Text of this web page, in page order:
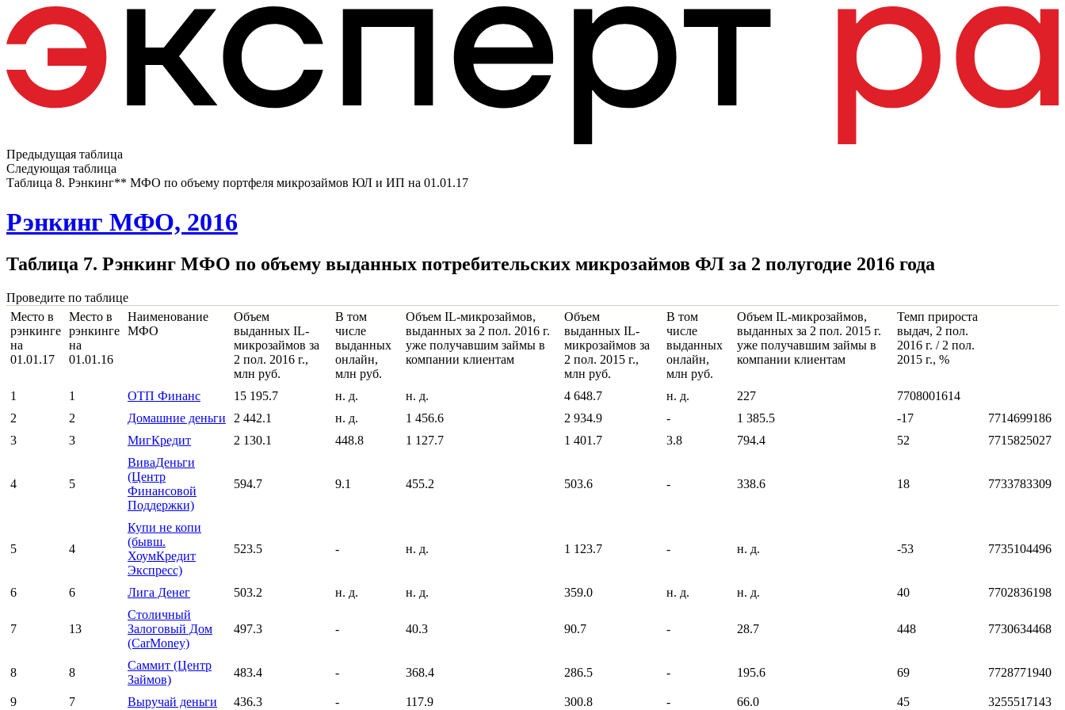
Предыдущая таблица
Следующая таблица
Таблица 8. Рэнкинг** МФО по объему портфеля микрозаймов ЮЛ и ИП на 01.01.17
Рэнкинг МФО, 2016
Таблица 7. Рэнкинг МФО по объему выданных потребительских микрозаймов ФЛ за 2 полугодие 2016 года
Проведите по таблице
Место в
рэнкинге
на
01.01.17
Место в
рэнкинге
на
01.01.16
Наименование
МФО
Объем
выданных IL-
микрозаймов за
2 пол. 2016 г.,
млн руб.
В том
числе
выданных
онлайн,
млн руб.
Объем IL-микрозаймов,
выданных за 2 пол. 2016 г.
уже получавшим займы в
компании клиентам
Объем
выданных IL-
микрозаймов за
2 пол. 2015 г.,
млн руб.
В том
числе
выданных
онлайн,
млн руб.
Объем IL-микрозаймов,
выданных за 2 пол. 2015 г.
уже получавшим займы в
компании клиентам
Темп прироста
выдач, 2 пол.
2016 г. / 2 пол.
2015 г., %
1 1 ОТП Финанс 15 195.7 н. д. н. д. 4 648.7 н. д. 227
7708001614
2
2 Домашние деньги 2 442.1 н. д. 1 456.6 2 934.9 - 1 385.5 -17
7714699186
3
3 МигКредит 2 130.1 448.8 1 127.7 1 401.7 3.8 794.4 52 7715825027
4 5
ВиваДеньги
(Центр
Финансовой
Поддержки)
594.7 9.1 455.2 503.6 - 338.6 18 7733783309
5 4
Купи не копи
(бывш.
ХоумКредит
Экспресс)
523.5 - н. д. 1 123.7 - н. д. -53 7735104496
6 6 Лига Денег 503.2 н. д. н. д. 359.0 н. д. н. д. 40 7702836198
7 13
Столичный
Залоговый Дом
(CarMoney)
497.3 - 40.3 90.7 - 28.7 448 7730634468
8 8
Саммит (Центр
Займов)
483.4 - 368.4 286.5 - 195.6 69 7728771940
9 7 Выручай деньги 436.3 - 117.9 300.8 - 66.0 45 3255517143